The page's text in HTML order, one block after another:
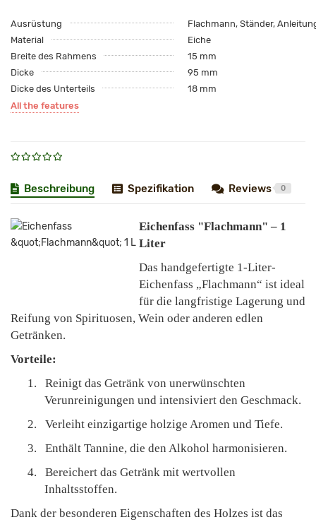
Ausrüstung
Flachmann, Ständer,
Material
Eiche
Breite des Rahmens
15 mm
Dicke
95 mm
Dicke des Unterteils
18 mm
All the features
Beschreibung Spezifikation Reviews 0
Eichenfass "Flachmann" – 1
Liter
Das handgefertigte 1-Liter-
Eichenfass „Flachmann“ ist ideal
für die langfristige Lagerung und
Reifung von Spirituosen, Wein oder anderen edlen
Getränken.
Vorteile:
1.
Reinigt das Getränk von unerwünschten
Verunreinigungen und intensiviert den Geschmack.
2.
Verleiht einzigartige holzige Aromen und Tiefe.
3.
Enthält Tannine, die den Alkohol harmonisieren.
4.
Bereichert das Getränk mit wertvollen
Inhaltsstoffen.
Dank der besonderen Eigenschaften des Holzes ist das